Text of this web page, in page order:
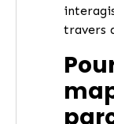
travers